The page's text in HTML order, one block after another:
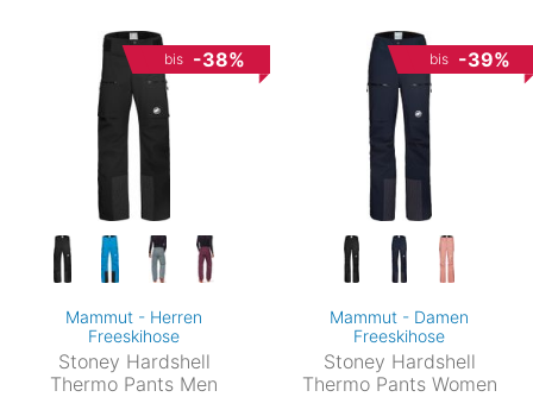
bis -38%
Mammut - Herren
Freeskihose
Stoney Hardshell
Thermo Pants Men
bis -39%
Mammut - Damen
Freeskihose
Stoney Hardshell
Thermo Pants Women